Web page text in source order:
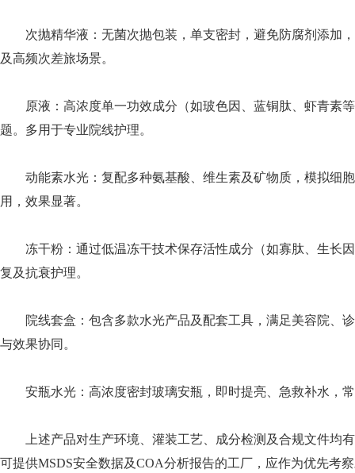
次抛精华液：无菌次抛包装，单支密封，避免防腐剂添加
及高频次差旅场景。
原液：高浓度单一功效成分（如玻色因、蓝铜肽、虾青素
题。多用于专业院线护理。
动能素水光：复配多种氨基酸、维生素及矿物质，模拟细
用，效果显著。
冻干粉：通过低温冻干技术保存活性成分（如寡肽、生长
复及抗衰护理。
院线套盒：包含多款水光产品及配套工具，满足美容院、
与效果协同。
安瓶水光：高浓度密封玻璃安瓶，即时提亮、急救补水，
上述产品对生产环境、灌装工艺、成分检测及合规文件均
可提供MSDS安全数据及COA分析报告的工厂，应作为优先考